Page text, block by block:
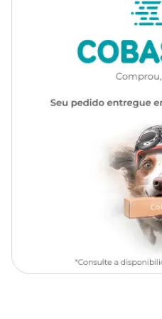
de
Metal
Fibra,
bactérias e fungos causadores de
Por ser multiação, o produto
água da piscina. Afinal, ele
deixando a água tão pura a
algicidas
segurança da água mesmo em
Qual é a composição do
Com tecnologia exclusiva Mineral
possui íons
substâncias que deixam a água
Sua fórmula granulada combina
componentes com alto poder
sódio, garantindo cerca de 65% de